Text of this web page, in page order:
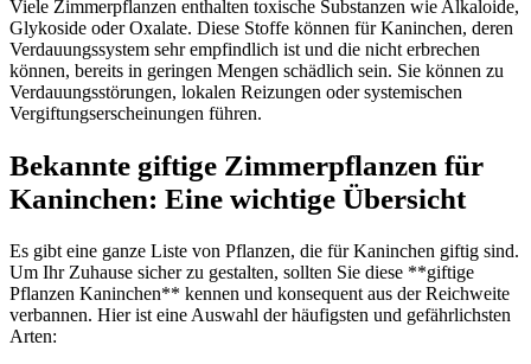
Viele Zimmerpflanzen enthalten toxische Substanzen wie Alkaloide,
Glykoside oder Oxalate. Diese Stoffe können für Kaninchen, deren
Verdauungssystem sehr empfindlich ist und die nicht erbrechen
können, bereits in geringen Mengen schädlich sein. Sie können zu
Verdauungsstörungen, lokalen Reizungen oder systemischen
Vergiftungserscheinungen führen.
Bekannte giftige Zimmerpflanzen für
Kaninchen: Eine wichtige Übersicht
Es gibt eine ganze Liste von Pflanzen, die für Kaninchen giftig sind.
Um Ihr Zuhause sicher zu gestalten, sollten Sie diese **giftige
Pflanzen Kaninchen** kennen und konsequent aus der Reichweite
verbannen. Hier ist eine Auswahl der häufigsten und gefährlichsten
Arten: